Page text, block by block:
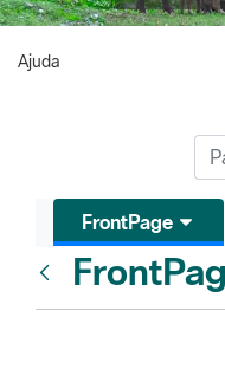
Ajuda
FrontPage